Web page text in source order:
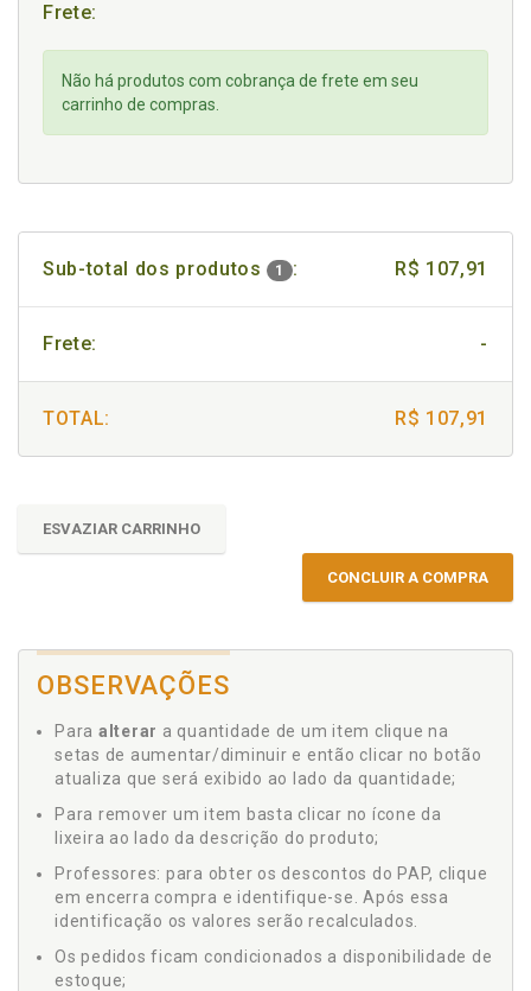
Frete:
Não há produtos com cobrança de frete em seu
carrinho de compras.
Sub-total dos produtos 1 : R$ 107,91
Frete: -
TOTAL: R$ 107,91
ESVAZIAR CARRINHO
CONCLUIR A COMPRA
OBSERVAÇÕES
Para alterar a quantidade de um item clique na
setas de aumentar/diminuir e então clicar no botão
atualiza que será exibido ao lado da quantidade;
Para remover um item basta clicar no ícone da
lixeira ao lado da descrição do produto;
Professores: para obter os descontos do PAP, clique
em encerra compra e identifique-se. Após essa
identificação os valores serão recalculados.
Os pedidos ficam condicionados a disponibilidade de
estoque;